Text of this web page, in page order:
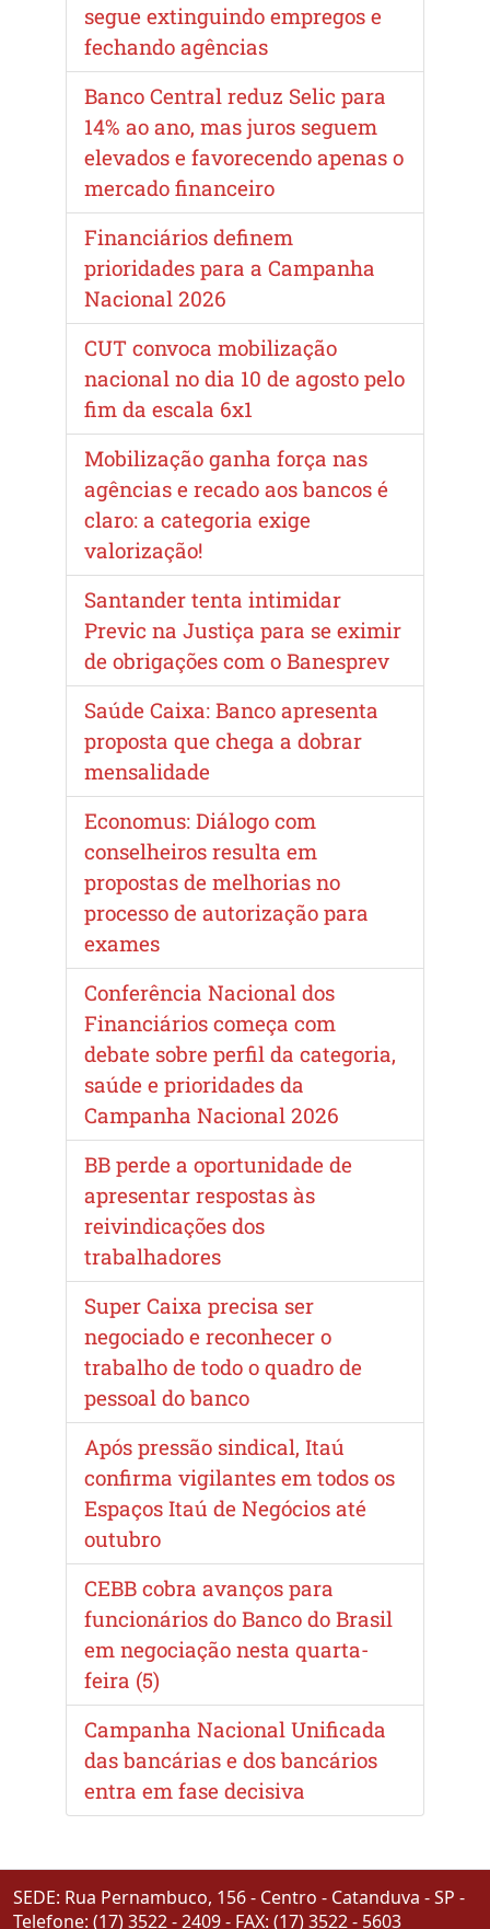
segue extinguindo empregos e
fechando agências
Banco Central reduz Selic para
14% ao ano, mas juros seguem
elevados e favorecendo apenas o
mercado financeiro
Financiários definem
prioridades para a Campanha
Nacional 2026
CUT convoca mobilização
nacional no dia 10 de agosto pelo
fim da escala 6x1
Mobilização ganha força nas
agências e recado aos bancos é
claro: a categoria exige
valorização!
Santander tenta intimidar
Previc na Justiça para se eximir
de obrigações com o Banesprev
Saúde Caixa: Banco apresenta
proposta que chega a dobrar
mensalidade
Economus: Diálogo com
conselheiros resulta em
propostas de melhorias no
processo de autorização para
exames
Conferência Nacional dos
Financiários começa com
debate sobre perfil da categoria,
saúde e prioridades da
Campanha Nacional 2026
BB perde a oportunidade de
apresentar respostas às
reivindicações dos
trabalhadores
Super Caixa precisa ser
negociado e reconhecer o
trabalho de todo o quadro de
pessoal do banco
Após pressão sindical, Itaú
confirma vigilantes em todos os
Espaços Itaú de Negócios até
outubro
CEBB cobra avanços para
funcionários do Banco do Brasil
em negociação nesta quarta-
feira (5)
Campanha Nacional Unificada
das bancárias e dos bancários
entra em fase decisiva
SEDE: Rua Pernambuco, 156 - Centro - Catanduva - SP -
Telefone: (17) 3522 - 2409 - FAX: (17) 3522 - 5603